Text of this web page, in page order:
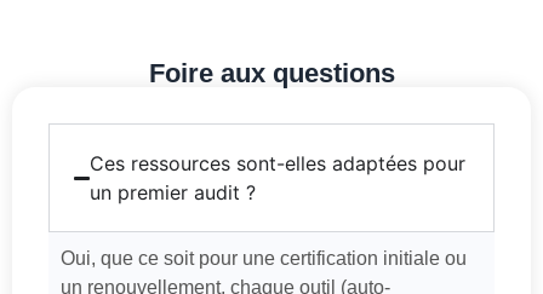
Foire aux questions
Ces ressources sont-elles adaptées pour
un premier audit ?
Oui, que ce soit pour une certification initiale ou
un renouvellement, chaque outil (auto-